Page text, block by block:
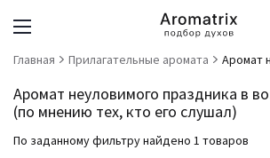
Главная Прилагательные аромата Аромат
Аромат неуловимого праздника в
(по мнению тех, кто его слушал)
По заданному фильтру найдено 1 товаров